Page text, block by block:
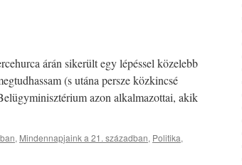
árán sikerült egy lépéssel közelebb
(s utána persze közkincsé
azon alkalmazottai, akik
, Mindennapjaink a 21. században, Politika,